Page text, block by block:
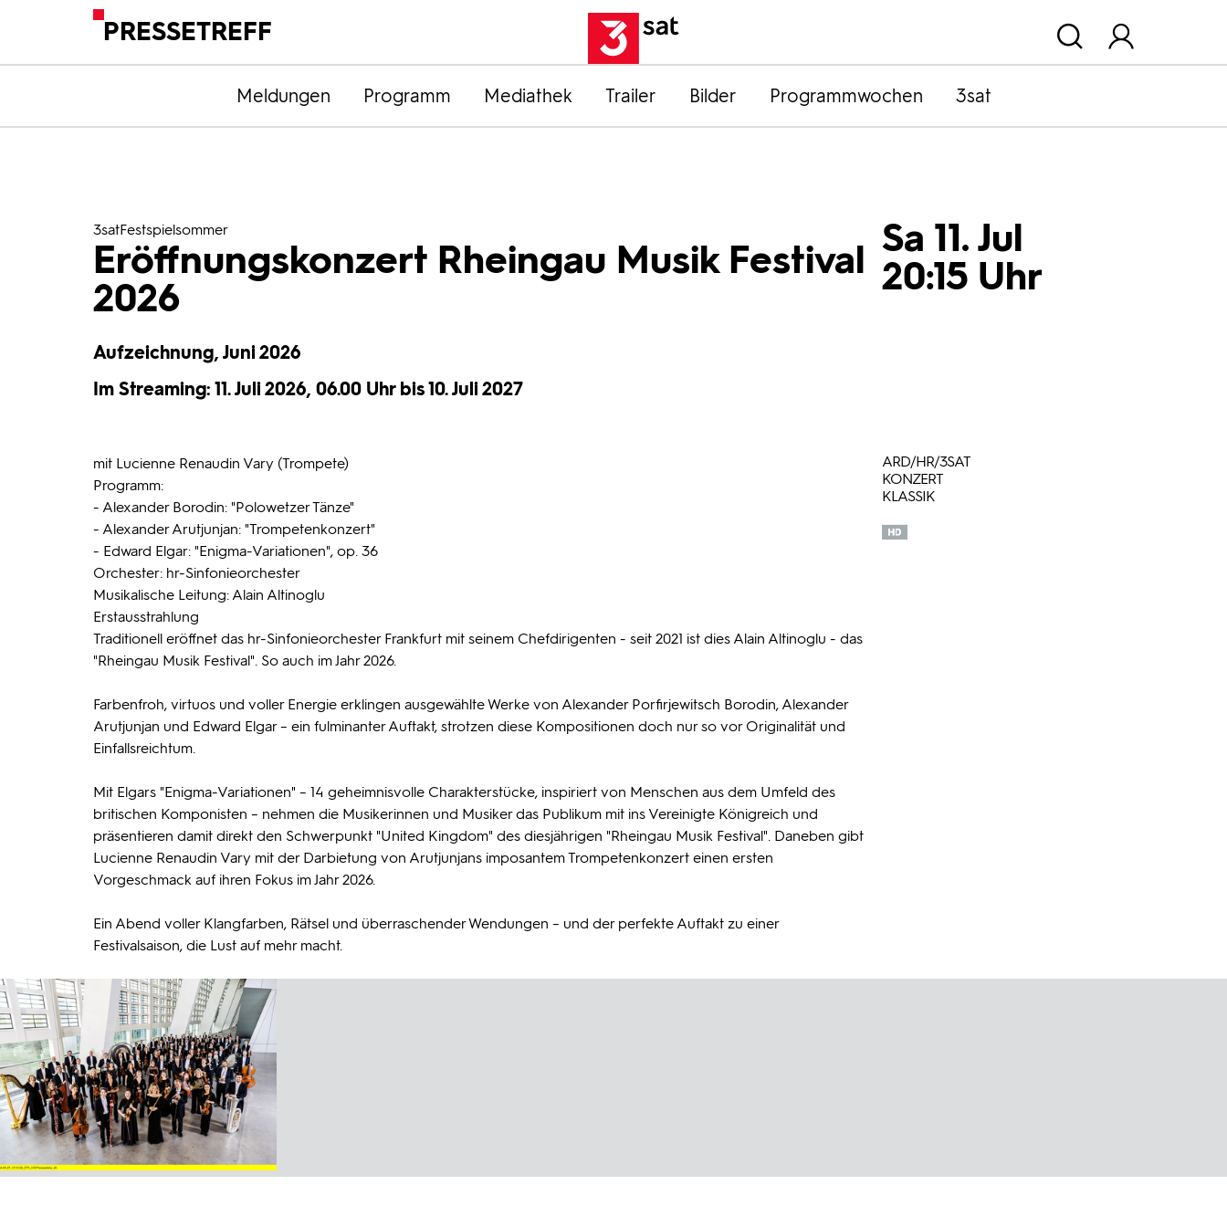
PRESSETREFF
Meldungen Programm Mediathek Trailer Bilder Programmwochen 3sat
3satFestspielsommer
Eröffnungskonzert Rheingau Musik Festival
2026
Aufzeichnung, Juni 2026
Im Streaming: 11. Juli 2026, 06.00 Uhr bis 10. Juli 2027
Sa 11. Jul
20:15 Uhr
mit Lucienne Renaudin Vary (Trompete)
Programm:
- Alexander Borodin: "Polowetzer Tänze"
- Alexander Arutjunjan: "Trompetenkonzert"
- Edward Elgar: "Enigma-Variationen", op. 36
Orchester: hr-Sinfonieorchester
Musikalische Leitung: Alain Altinoglu
Erstausstrahlung
Traditionell eröffnet das hr-Sinfonieorchester Frankfurt mit seinem Chefdirigenten - seit 2021 ist dies Alain Altinoglu - das
"Rheingau Musik Festival". So auch im Jahr 2026.
Farbenfroh, virtuos und voller Energie erklingen ausgewählte Werke von Alexander Porfirjewitsch Borodin, Alexander
Arutjunjan und Edward Elgar – ein fulminanter Auftakt, strotzen diese Kompositionen doch nur so vor Originalität und
Einfallsreichtum.
Mit Elgars "Enigma-Variationen" – 14 geheimnisvolle Charakterstücke, inspiriert von Menschen aus dem Umfeld des
britischen Komponisten – nehmen die Musikerinnen und Musiker das Publikum mit ins Vereinigte Königreich und
präsentieren damit direkt den Schwerpunkt "United Kingdom" des diesjährigen "Rheingau Musik Festival". Daneben gibt
Lucienne Renaudin Vary mit der Darbietung von Arutjunjans imposantem Trompetenkonzert einen ersten
Vorgeschmack auf ihren Fokus im Jahr 2026.
Ein Abend voller Klangfarben, Rätsel und überraschender Wendungen – und der perfekte Auftakt zu einer
Festivalsaison, die Lust auf mehr macht.
ARD/HR/3SAT
KONZERT
KLASSIK